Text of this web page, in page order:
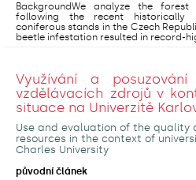
BackgroundWe analyze the
following the recent historically
coniferous stands in the Czech
beetle infestation resulted in record-
Využívání a
vzdělávacích zdrojů v
situace na Univerzitě
Use and evaluation of the quality
resources in the context of
Charles University
původní článek